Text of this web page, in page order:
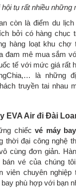
tụ rất nhiều những
còn là điểm du
bởi có hàng chục
hàng loạt khu chợ
đam mê mua sắm
tế với mức giá rất
là những
truyền tai nhau
EVA Air đi Đài
chiếcvé máy
thời đại công nghệ
cùng đơn giản.
bán vé của chúng
viên chuyên nghiệp
phù hợp với bạn